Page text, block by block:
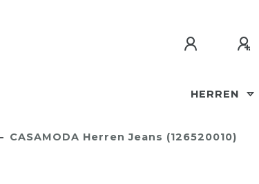
HERREN
CASAMODA Herren Jeans (126520010)